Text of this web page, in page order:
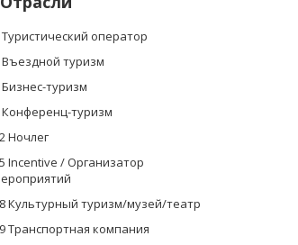
Туристический оператор
Въездной туризм
Бизнес-туризм
Конференц-туризм
Ночлег
Incentive / Организатор
Культурный туризм/музей/театр
Транспортная компания